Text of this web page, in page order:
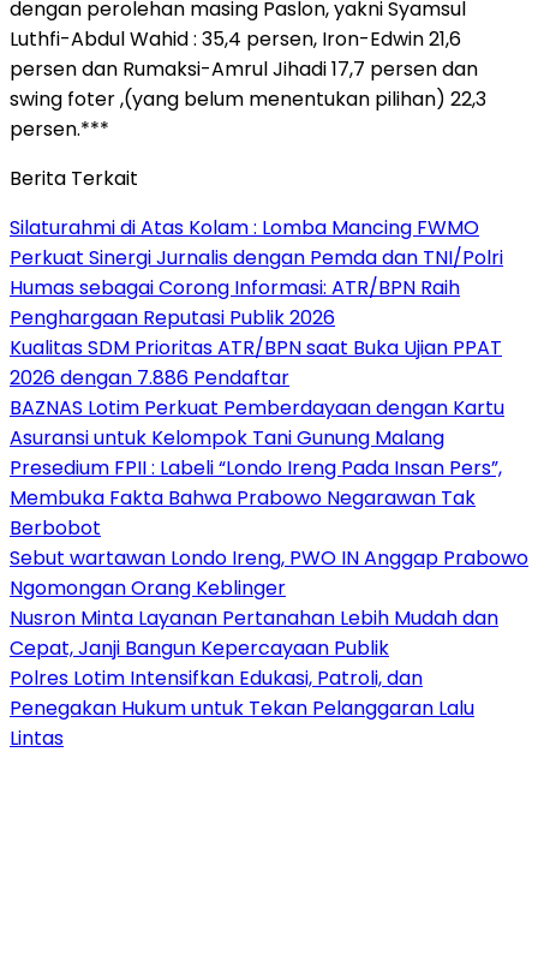
dengan perolehan masing Paslon, yakni Syamsul
Luthfi-Abdul Wahid : 35,4 persen, Iron-Edwin 21,6
persen dan Rumaksi-Amrul Jihadi 17,7 persen dan
swing foter ,(yang belum menentukan pilihan) 22,3
persen.***
Berita Terkait
Silaturahmi di Atas Kolam : Lomba Mancing FWMO
Perkuat Sinergi Jurnalis dengan Pemda dan TNI/Polri
Humas sebagai Corong Informasi: ATR/BPN Raih
Penghargaan Reputasi Publik 2026
Kualitas SDM Prioritas ATR/BPN saat Buka Ujian PPAT
2026 dengan 7.886 Pendaftar
BAZNAS Lotim Perkuat Pemberdayaan dengan Kartu
Asuransi untuk Kelompok Tani Gunung Malang
Presedium FPII : Labeli “Londo Ireng Pada Insan Pers”,
Membuka Fakta Bahwa Prabowo Negarawan Tak
Berbobot
Sebut wartawan Londo Ireng, PWO IN Anggap Prabowo
Ngomongan Orang Keblinger
Nusron Minta Layanan Pertanahan Lebih Mudah dan
Cepat, Janji Bangun Kepercayaan Publik
Polres Lotim Intensifkan Edukasi, Patroli, dan
Penegakan Hukum untuk Tekan Pelanggaran Lalu
Lintas